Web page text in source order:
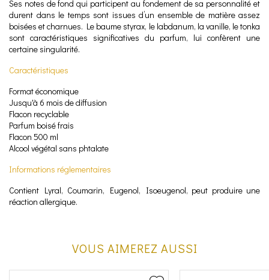
Ses notes de fond qui participent au fondement de sa personnalité et
durent dans le temps sont issues d’un ensemble de matière assez
boisées et charnues. Le baume styrax, le labdanum, la vanille, le tonka
sont caractéristiques significatives du parfum, lui confèrent une
certaine singularité.
Caractéristiques
Format économique
Jusqu'à 6 mois de diffusion
Flacon recyclable
Parfum boisé frais
Flacon 500 ml
Alcool végétal sans phtalate
Informations réglementaires
Contient Lyral, Coumarin, Eugenol, Isoeugenol, peut produire une
réaction allergique.
VOUS AIMEREZ AUSSI